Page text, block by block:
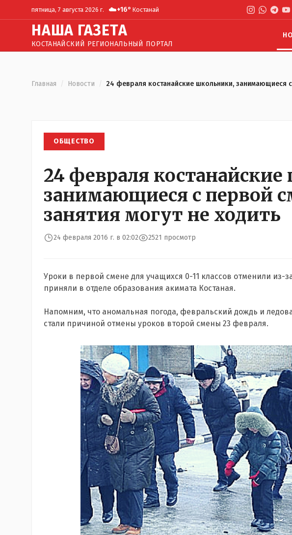
пятница, 7 августа 2026 г. ☁️+16° Костанай
НАША ГАЗЕТА
КОСТАНАЙСКИЙ РЕГИОНАЛЬНЫЙ ПОРТАЛ
Главная / Новости / 24 февраля костанайские школьники, занимающиеся
ОБЩЕСТВО
24 февраля
занимающиеся с первой
занятия могут не ходить
24 февраля 2016 г. в 02:02 2521 просмотр
Уроки в первой смене для учащихся 0-11 классов отменили из-
приняли в отделе образования акимата Костаная.
Напомним, что аномальная погода, февральский дождь и
стали причиной отмены уроков второй смены 23 февраля.